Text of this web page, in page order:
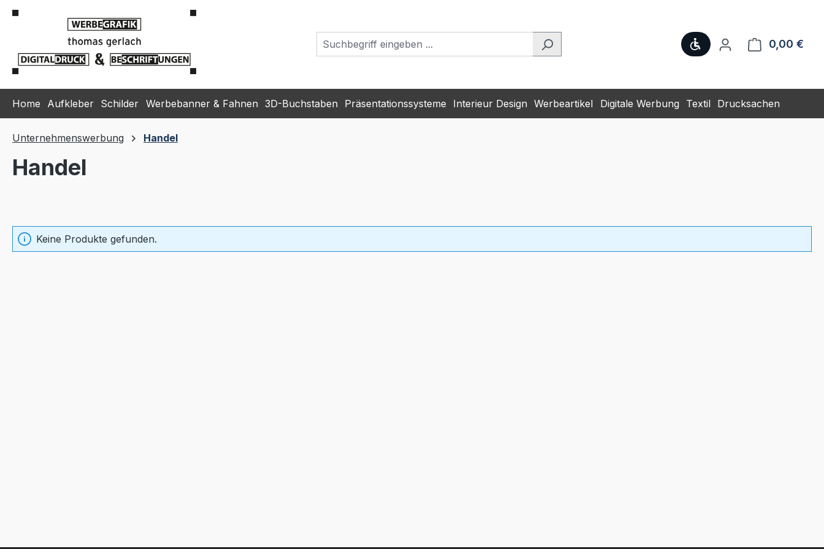
Hauptinhalt springen
Zur Suche springen
Zur Hauptnavigation springen
Werkzeugleiste anzeigen
0,00 €
Home Aufkleber Schilder Werbebanner & Fahnen 3D-Buchstaben Präsentationssysteme Interieur Design Werbeartikel Digitale Werbung Textil Drucksachen
Unternehmenswerbung Handel
Handel
Keine Produkte gefunden.